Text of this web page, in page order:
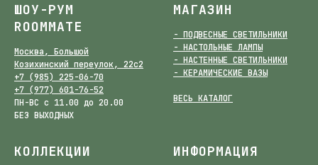
ШОУ-РУМ
ROOMMATE
Москва, Большой
Козихинский переулок, 22с2
+7 (985) 225-06-70
+7 (977) 601-76-52
ПН-ВС с 11.00 до 20.00
БЕЗ ВЫХОДНЫХ
МАГАЗИН
- ПОДВЕСНЫЕ СВЕТИЛЬНИКИ
- НАСТОЛЬНЫЕ ЛАМПЫ
- НАСТЕННЫЕ СВЕТИЛЬНИКИ
- КЕРАМИЧЕСКИЕ ВАЗЫ
ВЕСЬ КАТАЛОГ
КОЛЛЕКЦИИ ИНФОРМАЦИЯ